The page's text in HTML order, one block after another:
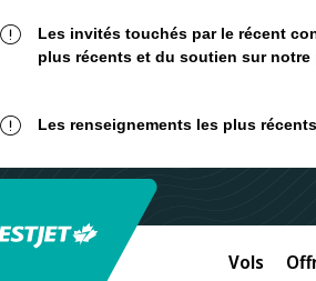
Les invités touchés par le récent
plus récents et du soutien sur notre
Les renseignements les plus
Vols